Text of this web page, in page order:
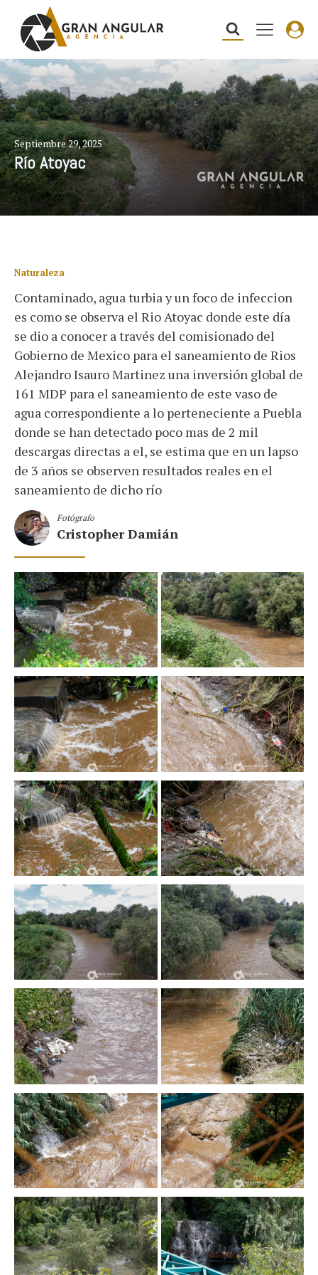
Septiembre 29, 2025
Río Atoyac
Naturaleza
Contaminado, agua turbia y un foco de infeccion
es como se observa el Rio Atoyac donde este día
se dio a conocer a través del comisionado del
Gobierno de Mexico para el saneamiento de Rios
Alejandro Isauro Martinez una inversión global de
161 MDP para el saneamiento de este vaso de
agua correspondiente a lo perteneciente a Puebla
donde se han detectado poco mas de 2 mil
descargas directas a el, se estima que en un lapso
de 3 años se observen resultados reales en el
saneamiento de dicho río
Fotógrafo
Cristopher Damián